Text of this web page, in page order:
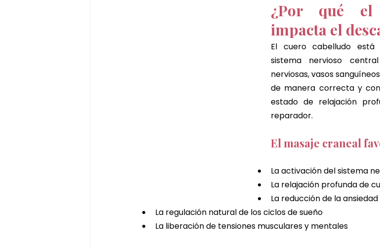
¿Por qué el
impacta el
El cuero cabelludo
sistema nervioso
nerviosas, vasos
de manera correcta y
estado de relajación
reparador.
El masaje craneal
La activación del sistema
La relajación profunda de
La reducción de la
La regulación natural de los ciclos de sueño
La liberación de tensiones musculares y mentales